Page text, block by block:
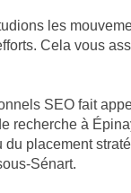
les
Cela vous
SEO fait
recherche à
placement
Sénart.